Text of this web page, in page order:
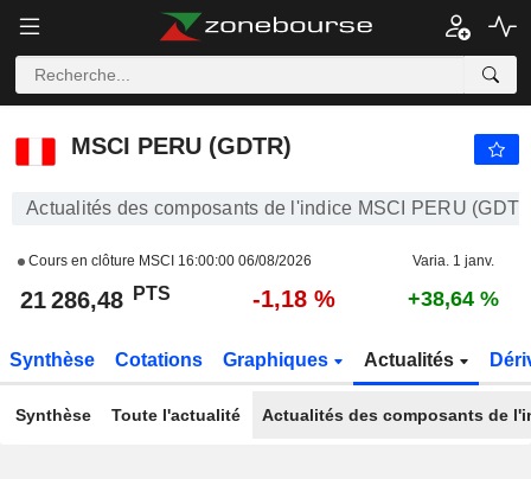
MSCI PERU (GDTR)
MSCI PERU (GDTR)
Actualités des composants de l'indice MSCI PERU
Cours en clôture MSCI 16:00:00 06/08/2026 Varia. 1 janv.
21 286,48 PTS -1,18 % +38,64 %
Synthèse Cotations Graphiques Actualités
Synthèse Toute l'actualité Actualités des composants de